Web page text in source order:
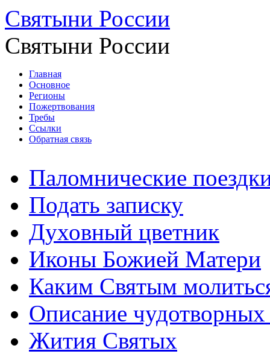
Святыни России
Святыни России
Главная
Основное
Регионы
Пожертвования
Требы
Ссылки
Обратная связь
Паломнические
Подать записку
Духовный цветник
Иконы Божией Матери
Каким Святым
Описание
Жития Святых